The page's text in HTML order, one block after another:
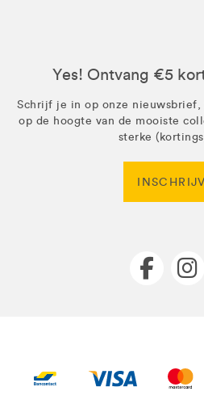
Yes! Ontvang €5
Schrijf je in op onze
op de hoogte van de mooiste
sterke